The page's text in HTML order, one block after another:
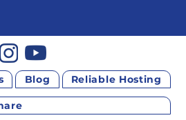
Blog Reliable Hosting